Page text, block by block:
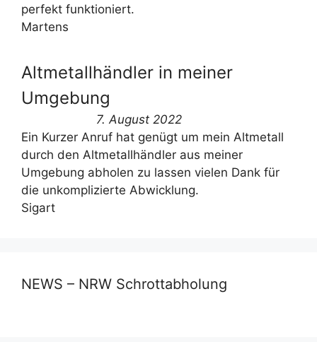
perfekt funktioniert.
Martens
Altmetallhändler in meiner
Umgebung
7. August 2022
Ein Kurzer Anruf hat genügt um mein Altmetall
durch den Altmetallhändler aus meiner
Umgebung abholen zu lassen vielen Dank für
die unkomplizierte Abwicklung.
Sigart
NEWS – NRW Schrottabholung